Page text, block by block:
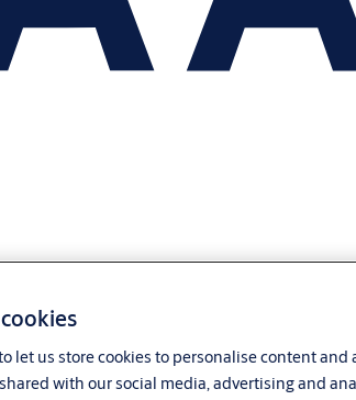
let us store cookies to personalise content
with our social media, advertising and